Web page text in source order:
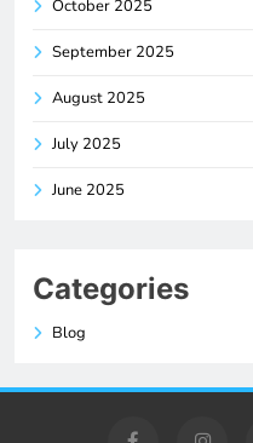
October 2025
September 2025
August 2025
July 2025
June 2025
Categories
Blog